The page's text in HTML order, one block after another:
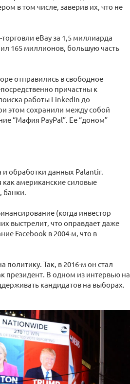
в том числе, заверив их, что не
eBay за 1,5 миллиарда
165 миллионов, большую часть
отправились в свободное
причастны к
работы LinkedIn до
этом сохранили между собой
“Мафия PayPal”. Ее “доном”
и обработки данных Palantir.
американские силовые
банки.
(когда инвестор
выстрелит, что оправдает даже
Facebook в 2004-м, что в
политику. Так, в 2016-м он стал
президент. В одном из интервью на
кандидатов на выборах.